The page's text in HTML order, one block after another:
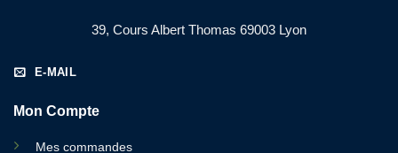
39, Cours Albert Thomas 69003 Lyon
E-MAIL
Mon Compte
Mes commandes